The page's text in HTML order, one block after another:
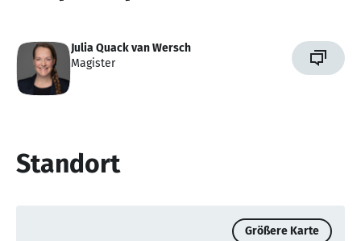
Julia Quack van Wersch
Magister
Standort
Größere Karte